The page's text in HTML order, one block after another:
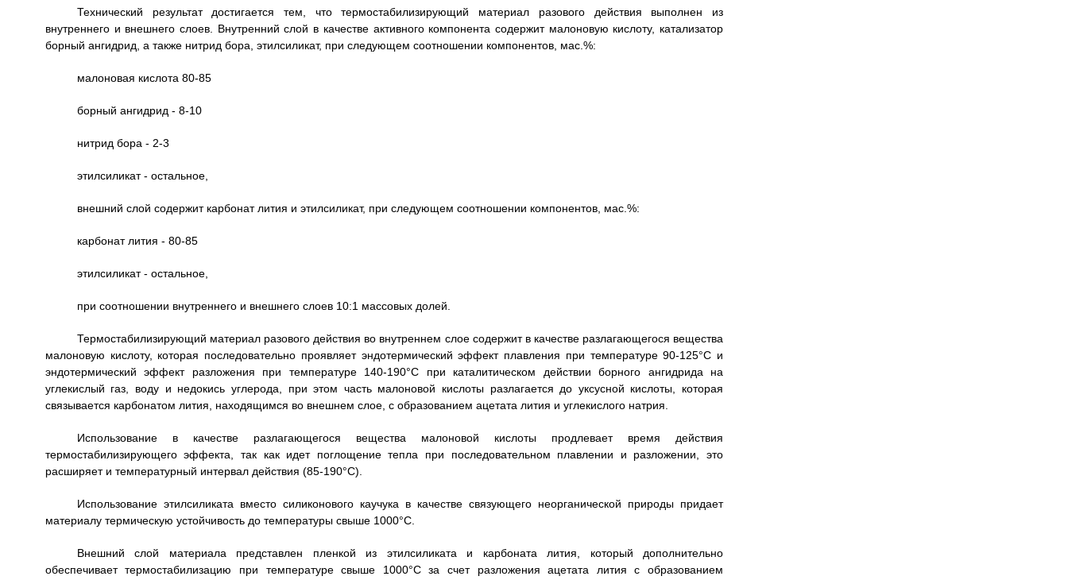
Технический результат достигается тем, что термостабилизирующий материал разового действия выполнен из
внутреннего и внешнего слоев. Внутренний слой в качестве активного компонента содержит малоновую кислоту, катализатор
борный ангидрид, а также нитрид бора, этилсиликат, при следующем соотношении компонентов, мас.%:
малоновая кислота 80-85
борный ангидрид - 8-10
нитрид бора - 2-3
этилсиликат - остальное,
внешний слой содержит карбонат лития и этилсиликат, при следующем соотношении компонентов, мас.%:
карбонат лития - 80-85
этилсиликат - остальное,
при соотношении внутреннего и внешнего слоев 10:1 массовых долей.
Термостабилизирующий материал разового действия во внутреннем слое содержит в качестве разлагающегося вещества
малоновую кислоту, которая последовательно проявляет эндотермический эффект плавления при температуре 90-125°С и
эндотермический эффект разложения при температуре 140-190°С при каталитическом действии борного ангидрида на
углекислый газ, воду и недокись углерода, при этом часть малоновой кислоты разлагается до уксусной кислоты, которая
связывается карбонатом лития, находящимся во внешнем слое, с образованием ацетата лития и углекислого натрия.
Использование в качестве разлагающегося вещества малоновой кислоты продлевает время действия
термостабилизирующего эффекта, так как идет поглощение тепла при последовательном плавлении и разложении, это
расширяет и температурный интервал действия (85-190°С).
Использование этилсиликата вместо силиконового каучука в качестве связующего неорганической природы придает
материалу термическую устойчивость до температуры свыше 1000°С.
Внешний слой материала представлен пленкой из этилсиликата и карбоната лития, который дополнительно
обеспечивает термостабилизацию при температуре свыше 1000°С за счет разложения ацетата лития с образованием